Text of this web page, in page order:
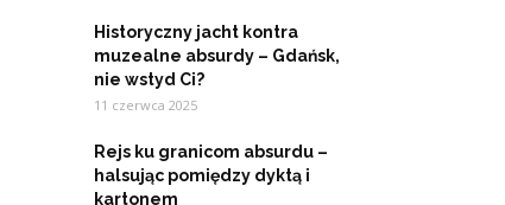
Historyczny jacht kontra
muzealne absurdy – Gdańsk,
nie wstyd Ci?
11 czerwca 2025
Rejs ku granicom absurdu –
halsując pomiędzy dyktą i
kartonem